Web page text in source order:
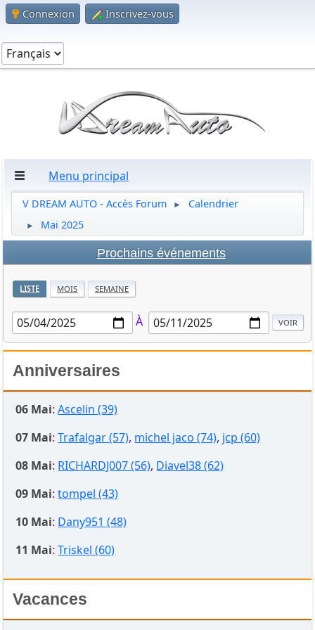
Connexion Inscrivez-vous
Menu principal
V DREAM AUTO - Accès Forum ► Calendrier
► Mai 2025
Prochains événements
LISTE MOIS SEMAINE
À
Anniversaires
06 Mai:Ascelin (39)
07 Mai:Trafalgar (57), michel jaco (74), jcp (60)
08 Mai: RICHARDJ007 (56), Diavel38 (62)
09 Mai:tompel (43)
10 Mai: Dany951 (48)
11 Mai:Triskel (60)
Vacances